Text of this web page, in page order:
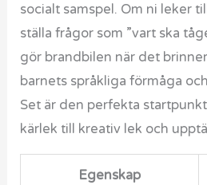
socialt samspel. Om ni leker
ställa frågor som ”vart ska
gör brandbilen när det
barnets språkliga förmåga
Set är den perfekta
kärlek till kreativ lek och
Egenskap